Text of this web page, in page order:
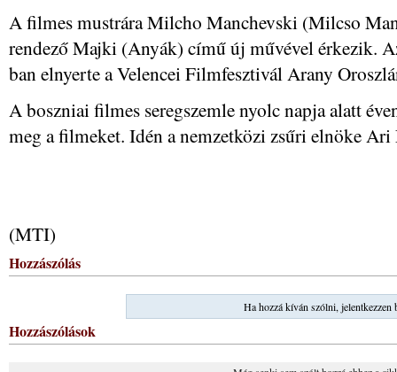
A filmes mustrára Milcho Manchevski (Milcso
rendező Majki (Anyák) című új művével érkezik.
ban elnyerte a Velencei Filmfesztivál Arany
A boszniai filmes seregszemle nyolc napja alatt
meg a filmeket. Idén a nemzetközi zsűri elnöke
(MTI)
Hozzászólás
Ha hozzá kíván szólni, jelentkezzen
Hozzászólások